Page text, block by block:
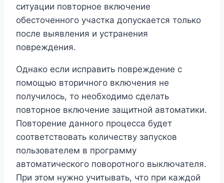
ситуации повторное включение
обесточенного участка допускается только
после выявления и устранения
повреждения.
Однако если исправить повреждение с
помощью вторичного включения не
получилось, то необходимо сделать
повторное включение защитной автоматики.
Повторение данного процесса будет
соответствовать количеству запусков
пользователем в программу
автоматического поворотного выключателя.
При этом нужно учитывать, что при каждой